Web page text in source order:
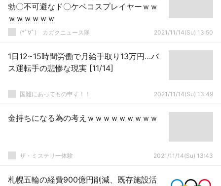
勃〇不可避なド〇ケベコスプレイヤーｗｗ
ｗｗｗｗｗｗ
(*ﾟ∀ﾟ)ゞカガクニュース隊 2021/11/14(Su) 13:50
1日12~15時間労働で月給手取り13万円…バ
ス運転手の悲惨な現実 [11/14]
国難にあってもの申す！！ 2021/11/14(Su) 13:49
金持ちになる為の考えｗｗｗｗｗｗｗｗｗ
ザ・ミステリー体験 2021/11/14(Su) 13:43
札幌五輪の経費900億円削減、既存施設活